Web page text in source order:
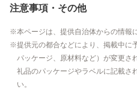
注意事項・その他
本ページは、提供自治体からの情報
提供元の都合などにより、掲載中に
パッケージ、原材料など）が変更さ
礼品のパッケージやラベルに記載さ
い。